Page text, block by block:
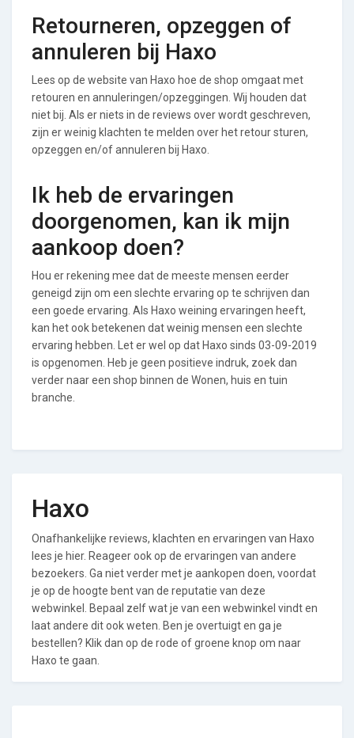
Retourneren, opzeggen of
annuleren bij Haxo
Lees op de website van Haxo hoe de shop omgaat met
retouren en annuleringen/opzeggingen. Wij houden dat
niet bij. Als er niets in de reviews over wordt geschreven,
zijn er weinig klachten te melden over het retour sturen,
opzeggen en/of annuleren bij Haxo.
Ik heb de ervaringen
doorgenomen, kan ik mijn
aankoop doen?
Hou er rekening mee dat de meeste mensen eerder
geneigd zijn om een slechte ervaring op te schrijven dan
een goede ervaring. Als Haxo weining ervaringen heeft,
kan het ook betekenen dat weinig mensen een slechte
ervaring hebben. Let er wel op dat Haxo sinds 03-09-2019
is opgenomen. Heb je geen positieve indruk, zoek dan
verder naar een shop binnen de Wonen, huis en tuin
branche.
Haxo
Onafhankelijke reviews, klachten en ervaringen van Haxo
lees je hier. Reageer ook op de ervaringen van andere
bezoekers. Ga niet verder met je aankopen doen, voordat
je op de hoogte bent van de reputatie van deze
webwinkel. Bepaal zelf wat je van een webwinkel vindt en
laat andere dit ook weten. Ben je overtuigt en ga je
bestellen? Klik dan op de rode of groene knop om naar
Haxo te gaan.